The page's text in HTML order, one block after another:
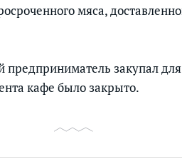
мяса,
предприниматель закупал
кафе было закрыто.